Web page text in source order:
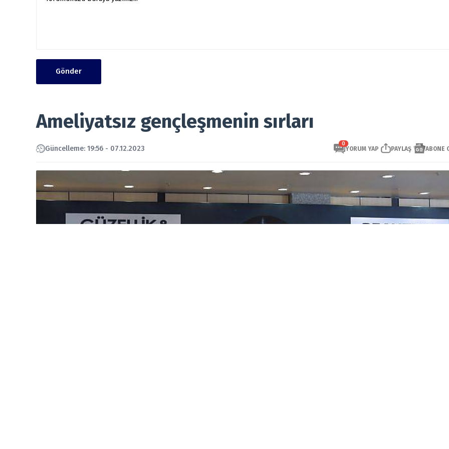
Gönder
Ameliyatsız gençleşmenin sırları
Güncelleme: 19:56 - 07.12.2023
0
YORUM YAP PAYLAŞ ABONE